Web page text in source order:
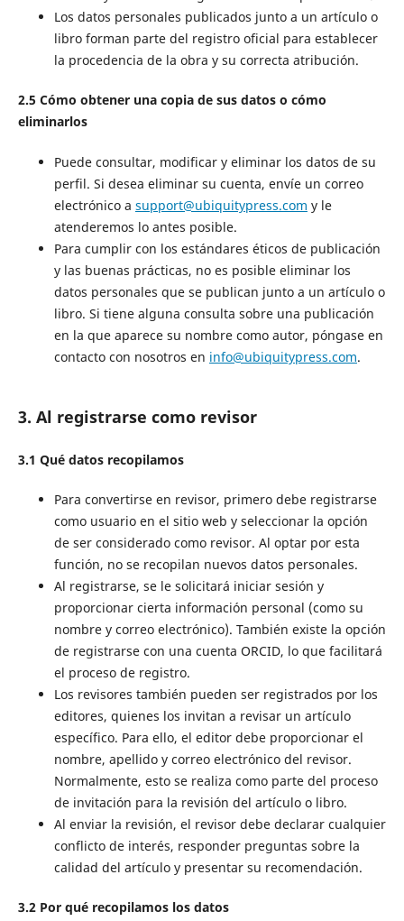
Los datos personales publicados junto a un artículo o
libro forman parte del registro oficial para establecer
la procedencia de la obra y su correcta atribución.
2.5 Cómo obtener una copia de sus datos o cómo
eliminarlos
Puede consultar, modificar y eliminar los datos de su
perfil. Si desea eliminar su cuenta, envíe un correo
electrónico a support@ubiquitypress.com y le
atenderemos lo antes posible.
Para cumplir con los estándares éticos de publicación
y las buenas prácticas, no es posible eliminar los
datos personales que se publican junto a un artículo o
libro. Si tiene alguna consulta sobre una publicación
en la que aparece su nombre como autor, póngase en
contacto con nosotros en info@ubiquitypress.com.
3. Al registrarse como revisor
3.1 Qué datos recopilamos
Para convertirse en revisor, primero debe registrarse
como usuario en el sitio web y seleccionar la opción
de ser considerado como revisor. Al optar por esta
función, no se recopilan nuevos datos personales.
Al registrarse, se le solicitará iniciar sesión y
proporcionar cierta información personal (como su
nombre y correo electrónico). También existe la opción
de registrarse con una cuenta ORCID, lo que facilitará
el proceso de registro.
Los revisores también pueden ser registrados por los
editores, quienes los invitan a revisar un artículo
específico. Para ello, el editor debe proporcionar el
nombre, apellido y correo electrónico del revisor.
Normalmente, esto se realiza como parte del proceso
de invitación para la revisión del artículo o libro.
Al enviar la revisión, el revisor debe declarar cualquier
conflicto de interés, responder preguntas sobre la
calidad del artículo y presentar su recomendación.
3.2 Por qué recopilamos los datos